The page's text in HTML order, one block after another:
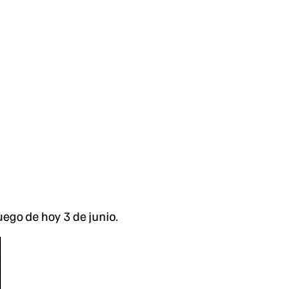
de hoy 3 de junio.